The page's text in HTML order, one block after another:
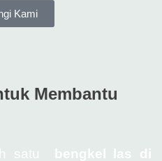
Kami
Membantu
satu
bengkel las di